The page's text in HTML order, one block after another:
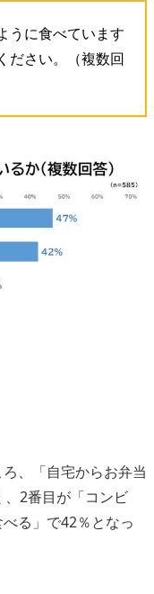
うに食べています
ださい。（複数回
、「自宅からお弁当
2番目が「コンビ
る」で42％となっ